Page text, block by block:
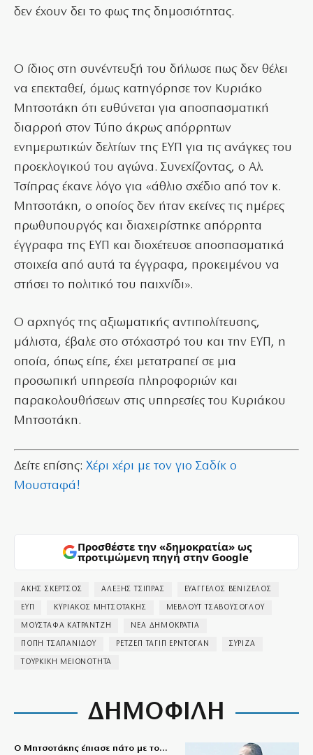
δεν έχουν δει το φως της δημοσιότητας.
Ο ίδιος στη συνέντευξή του δήλωσε πως δεν θέλει
να επεκταθεί, όμως κατηγόρησε τον Κυριάκο
Μητσοτάκη ότι ευθύνεται για αποσπασματική
διαρροή στον Τύπο άκρως απόρρητων
ενημερωτικών δελτίων της ΕΥΠ για τις ανάγκες του
προεκλογικού του αγώνα. Συνεχίζοντας, ο Αλ.
Τσίπρας έκανε λόγο για «άθλιο σχέδιο από τον κ.
Μητσοτάκη, ο οποίος δεν ήταν εκείνες τις ημέρες
πρωθυπουργός και διαχειρίστηκε απόρρητα
έγγραφα της ΕΥΠ και διοχέτευσε αποσπασματικά
στοιχεία από αυτά τα έγγραφα, προκειμένου να
στήσει το πολιτικό του παιχνίδι».
Ο αρχηγός της αξιωματικής αντιπολίτευσης,
μάλιστα, έβαλε στο στόχαστρό του και την ΕΥΠ, η
οποία, όπως είπε, έχει μετατραπεί σε μια
προσωπική υπηρεσία πληροφοριών και
παρακολουθήσεων στις υπηρεσίες του Κυριάκου
Μητσοτάκη.
Δείτε επίσης: Χέρι χέρι με τον γιο Σαδίκ ο
Μουσταφά!
Προσθέστε την «δημοκρατία» ως
προτιμώμενη πηγή στην Google
ΑΚΗΣ ΣΚΕΡΤΣΟΣ ΑΛΕΞΗΣ ΤΣΙΠΡΑΣ ΕΥΑΓΓΕΛΟΣ ΒΕΝΙΖΕΛΟΣ
ΕΥΠ ΚΥΡΙΑΚΟΣ ΜΗΤΣΟΤΑΚΗΣ ΜΕΒΛΟΥΤ ΤΣΑΒΟΥΣΟΓΛΟΥ
ΜΟΥΣΤΑΦΑ ΚΑΤΡΑΝΤΖΗ ΝΕΑ ΔΗΜΟΚΡΑΤΙΑ
ΠΟΠΗ ΤΣΑΠΑΝΙΔΟΥ ΡΕΤΖΕΠ ΤΑΓΙΠ ΕΡΝΤΟΓΑΝ ΣΥΡΙΖΑ
ΤΟΥΡΚΙΚΗ ΜΕΙΟΝΟΤΗΤΑ
ΔΗΜΟΦΙΛΗ
Ο Μητσοτάκης έπιασε πάτο με το…